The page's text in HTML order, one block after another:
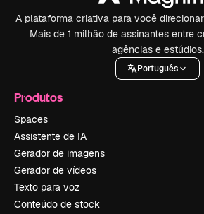
A plataforma criativa para você
Mais de 1 milhão de assinantes entre
agências e estúdios.
Português
Produtos
Spaces
Assistente de IA
Gerador de imagens
Gerador de vídeos
Texto para voz
Conteúdo de stock